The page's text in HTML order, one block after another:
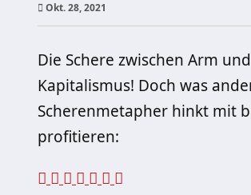
Okt. 28, 2021
Die Schere zwischen Arm
Kapitalismus! Doch was
Scherenmetapher hinkt mit
profitieren: